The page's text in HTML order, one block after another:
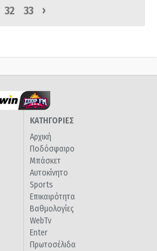
32 33 ›
ΚΑΤΗΓΟΡΙΕΣ
Αρχική
Ποδόσφαιρο
Μπάσκετ
Αυτοκίνητο
Sports
Επικαιρότητα
Βαθμολογίες
WebTv
Enter
Πρωτοσέλιδα